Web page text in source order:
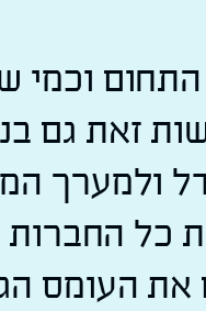
וכמי
זאת גם
ולמערך
כל
את העומס